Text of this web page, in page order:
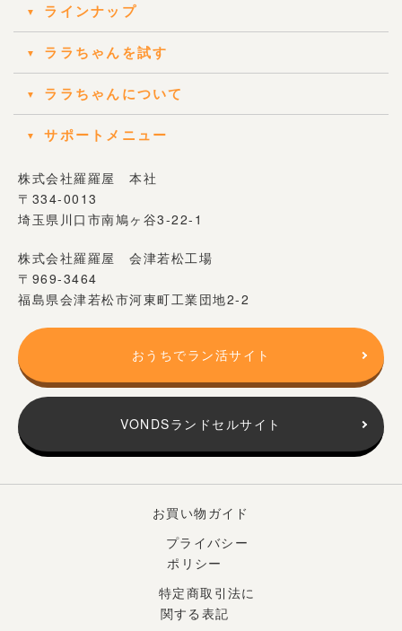
ラインナップ
ララちゃんを試す
ララちゃんについて
サポートメニュー
株式会社羅羅屋 本社
〒334-0013
埼玉県川口市南鳩ヶ谷3-22-1
株式会社羅羅屋 会津若松工場
〒969-3464
福島県会津若松市河東町工業団地2-2
おうちでラン活サイト
VONDSランドセルサイト
お買い物ガイド
プライバシー
ポリシー
特定商取引法に
関する表記